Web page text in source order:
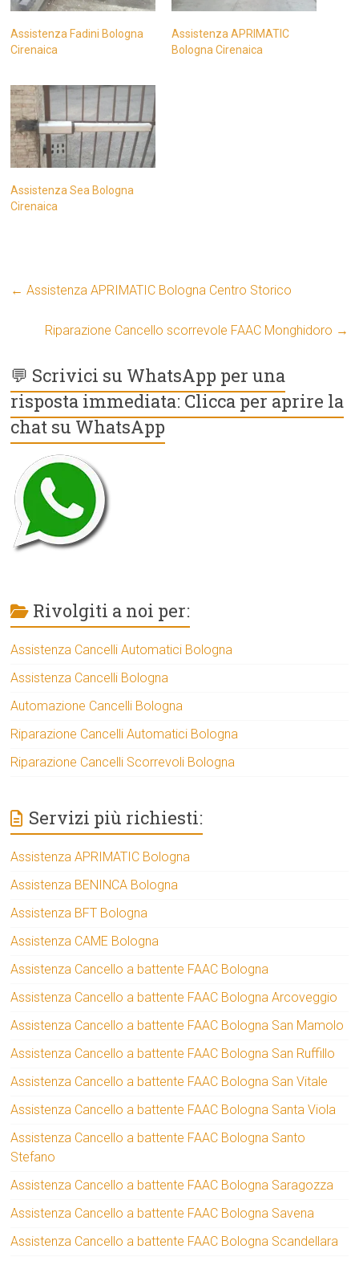
Assistenza Fadini Bologna
Cirenaica
Assistenza APRIMATIC
Bologna Cirenaica
Assistenza Sea Bologna
Cirenaica
← Assistenza APRIMATIC Bologna Centro Storico
Riparazione Cancello scorrevole FAAC Monghidoro →
💬 Scrivici su WhatsApp per una
risposta immediata: Clicca per aprire la
chat su WhatsApp
Rivolgiti a noi per:
Assistenza Cancelli Automatici Bologna
Assistenza Cancelli Bologna
Automazione Cancelli Bologna
Riparazione Cancelli Automatici Bologna
Riparazione Cancelli Scorrevoli Bologna
Servizi più richiesti:
Assistenza APRIMATIC Bologna
Assistenza BENINCA Bologna
Assistenza BFT Bologna
Assistenza CAME Bologna
Assistenza Cancello a battente FAAC Bologna
Assistenza Cancello a battente FAAC Bologna Arcoveggio
Assistenza Cancello a battente FAAC Bologna San Mamolo
Assistenza Cancello a battente FAAC Bologna San Ruffillo
Assistenza Cancello a battente FAAC Bologna San Vitale
Assistenza Cancello a battente FAAC Bologna Santa Viola
Assistenza Cancello a battente FAAC Bologna Santo
Stefano
Assistenza Cancello a battente FAAC Bologna Saragozza
Assistenza Cancello a battente FAAC Bologna Savena
Assistenza Cancello a battente FAAC Bologna Scandellara